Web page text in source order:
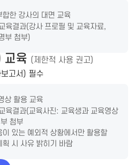
한 강사의 대면 교육
육결과(강사 프로필 및 교육자료,
부 첨부)
교육 (제한적 사용 권고)
고서) 필수
상 활용 교육
육결과(교육사진: 교육생과 교육영상
첨부
있는 예외적 상황에서만 활용할
시 사유 밝히기 바람